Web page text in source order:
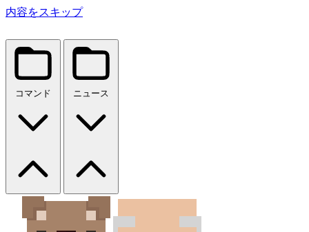
内容をスキップ
コマンド ニュース